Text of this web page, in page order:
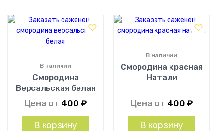
Смородина
Версальская белая
В наличии
Цена от 400 ₽
В корзину
Смородина красная
Натали
В наличии
Цена от 400 ₽
В корзину